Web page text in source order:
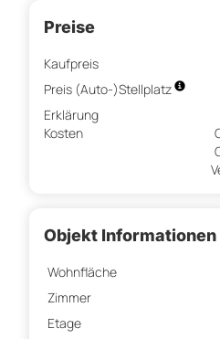
Preise
Kaufpreis
Preis (Auto-)Stellplatz
Erklärung
Kosten
Objekt Informationen
Wohnfläche
Zimmer
Etage